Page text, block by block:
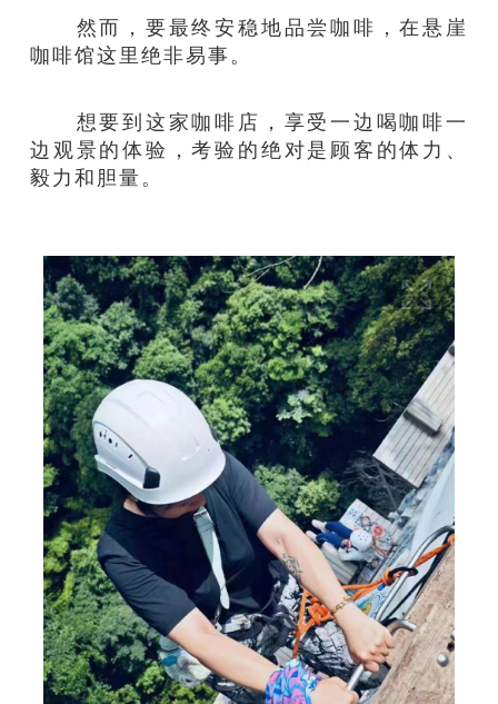
然而，要最终安稳地品尝咖啡，在悬崖
咖啡馆这里绝非易事。
想要到这家咖啡店，享受一边喝咖啡一
边观景的体验，考验的绝对是顾客的体力、
毅力和胆量。